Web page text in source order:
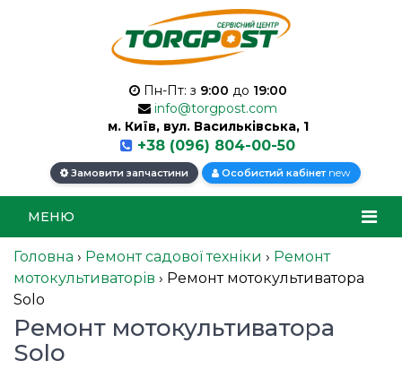
Пн-Пт: з 9:00 до 19:00
info@torgpost.com
м. Київ, вул. Васильківська, 1
+38 (096) 804-00-50
Замовити запчастини Особистий кабінет new
МЕНЮ
Головна › Ремонт садової техніки › Ремонт
мотокультиваторів › Ремонт мотокультиватора
Solo
Ремонт мотокультиватора
Solo